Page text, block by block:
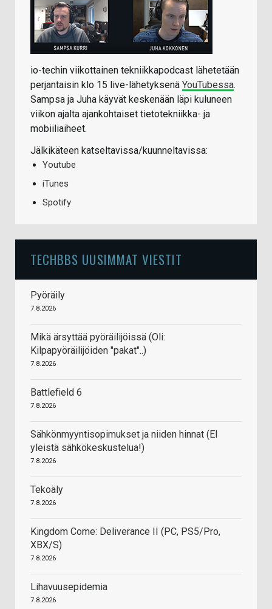
io-techin viikottainen tekniikkapodcast lähetetään
perjantaisin klo 15 live-lähetyksenä YouTubessa.
Sampsa ja Juha käyvät keskenään läpi kuluneen
viikon ajalta ajankohtaiset tietotekniikka- ja
mobiiliaiheet.
Jälkikäteen katseltavissa/kuunneltavissa:
Youtube
iTunes
Spotify
TECHBBS UUSIMMAT VIESTIT
Pyöräily
7.8.2026
Mikä ärsyttää pyöräilijöissä (Oli:
Kilpapyöräilijöiden "pakat"..)
7.8.2026
Battlefield 6
7.8.2026
Sähkönmyyntisopimukset ja niiden hinnat (EI
yleistä sähkökeskustelua!)
7.8.2026
Tekoäly
7.8.2026
Kingdom Come: Deliverance II (PC, PS5/Pro,
XBX/S)
7.8.2026
Lihavuusepidemia
7.8.2026